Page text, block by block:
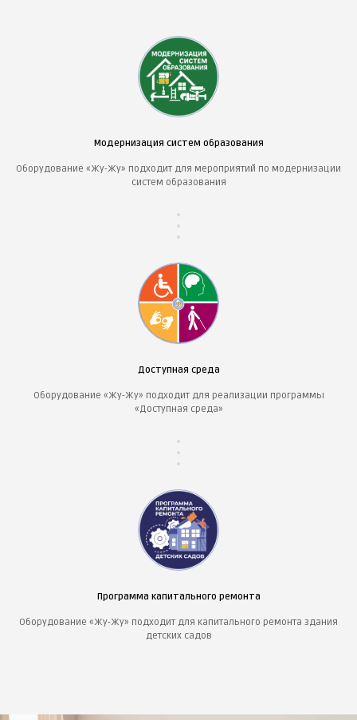
Модернизация систем образования
Оборудование «Жу-Жу» подходит для мероприятий по модернизации
систем образования
Доступная среда
Оборудование «Жу-Жу» подходит для реализации программы
«Доступная среда»
Программа капитального ремонта
Оборудование «Жу-Жу» подходит для капитального ремонта здания
детских садов